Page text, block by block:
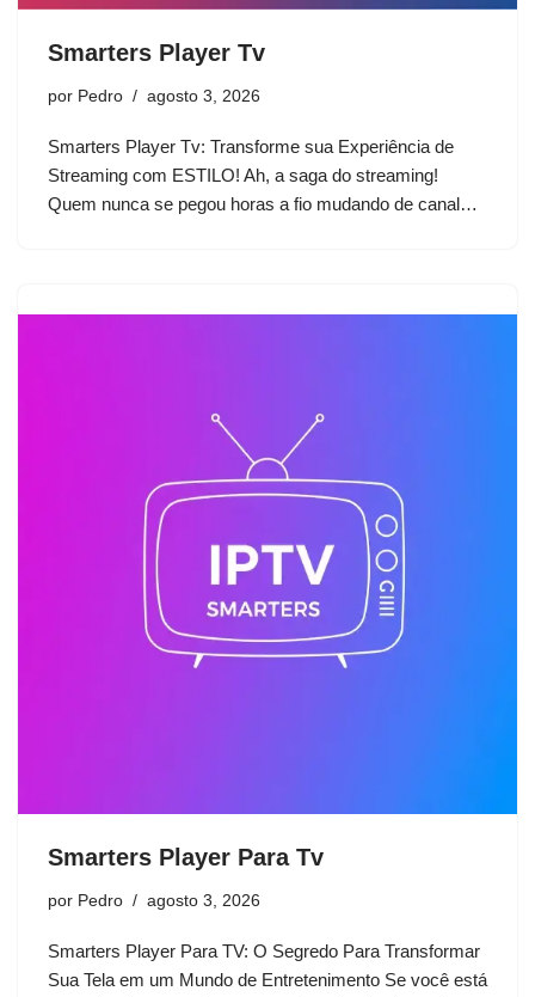
Smarters Player Tv
por Pedro agosto 3, 2026
Smarters Player Tv: Transforme sua Experiência de
Streaming com ESTILO! Ah, a saga do streaming!
Quem nunca se pegou horas a fio mudando de canal…
Smarters Player Para Tv
por Pedro agosto 3, 2026
Smarters Player Para TV: O Segredo Para Transformar
Sua Tela em um Mundo de Entretenimento Se você está